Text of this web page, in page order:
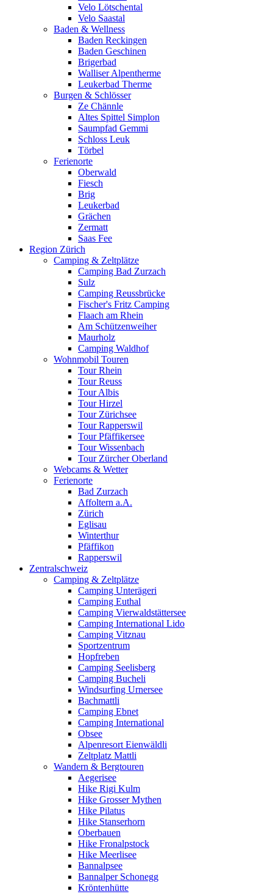
Velo Lötschental
Velo Saastal
Baden & Wellness
Baden Reckingen
Baden Geschinen
Brigerbad
Walliser Alpentherme
Leukerbad Therme
Burgen & Schlösser
Ze Chännle
Altes Spittel Simplon
Saumpfad Gemmi
Schloss Leuk
Törbel
Ferienorte
Oberwald
Fiesch
Brig
Leukerbad
Grächen
Zermatt
Saas Fee
Region Zürich
Camping & Zeltplätze
Camping Bad Zurzach
Sulz
Camping Reussbrücke
Fischer's Fritz Camping
Flaach am Rhein
Am Schützenweiher
Maurholz
Camping Waldhof
Wohnmobil Touren
Tour Rhein
Tour Reuss
Tour Albis
Tour Hirzel
Tour Zürichsee
Tour Rapperswil
Tour Pfäffikersee
Tour Wissenbach
Tour Zürcher Oberland
Webcams & Wetter
Ferienorte
Bad Zurzach
Affoltern a.A.
Zürich
Eglisau
Winterthur
Pfäffikon
Rapperswil
Zentralschweiz
Camping & Zeltplätze
Camping Unterägeri
Camping Euthal
Camping Vierwaldstättersee
Camping International Lido
Camping Vitznau
Sportzentrum
Hopfreben
Camping Seelisberg
Camping Bucheli
Windsurfing Urnersee
Bachmattli
Camping Ebnet
Camping International
Obsee
Alpenresort Eienwäldli
Zeltplatz Mattli
Wandern & Bergtouren
Aegerisee
Hike Rigi Kulm
Hike Grosser Mythen
Hike Pilatus
Hike Stanserhorn
Oberbauen
Hike Fronalpstock
Hike Meerlisee
Bannalpsee
Bannalper Schonegg
Kröntenhütte